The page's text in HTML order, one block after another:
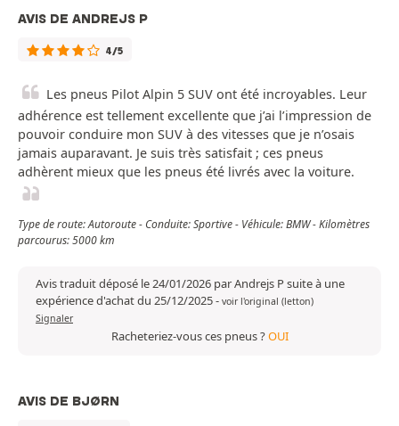
AVIS DE ANDREJS P
4/5
Les pneus Pilot Alpin 5 SUV ont été incroyables. Leur
adhérence est tellement excellente que j’ai l’impression de
pouvoir conduire mon SUV à des vitesses que je n’osais
jamais auparavant. Je suis très satisfait ; ces pneus
adhèrent mieux que les pneus été livrés avec la voiture.
Type de route: Autoroute - Conduite: Sportive - Véhicule: BMW - Kilomètres
parcourus: 5000 km
Avis traduit déposé le 24/01/2026 par Andrejs P suite à une
expérience d'achat du 25/12/2025- voir l'original (letton)
Signaler
Racheteriez-vous ces pneus ?OUI
AVIS DE BJØRN